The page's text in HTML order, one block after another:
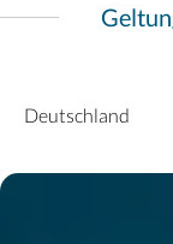
Deutschland